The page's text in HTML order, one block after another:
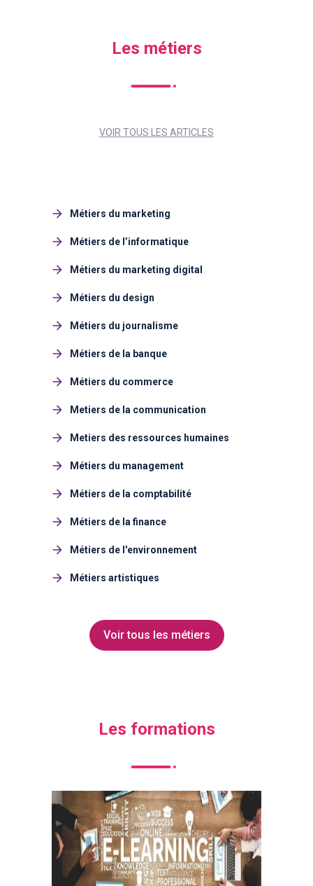
Les métiers
VOIR TOUS LES ARTICLES
Métiers du marketing
Métiers de l’informatique
Métiers du marketing digital
Métiers du design
Métiers du journalisme
Métiers de la banque
Métiers du commerce
Metiers de la communication
Metiers des ressources humaines
Métiers du management
Métiers de la comptabilité
Métiers de la finance
Métiers de l'environnement
Métiers artistiques
Voir tous les métiers
Les formations